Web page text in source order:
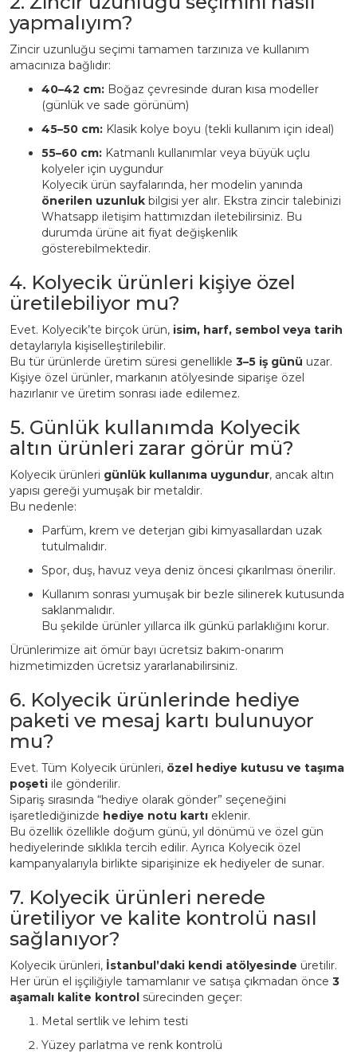
yapmalıyım?
Zincir uzunluğu seçimi tamamen tarzınıza ve kullanım
amacınıza bağlıdır:
40–42 cm: Boğaz çevresinde duran kısa modeller
(günlük ve sade görünüm)
45–50 cm: Klasik kolye boyu (tekli kullanım için ideal)
55–60 cm: Katmanlı kullanımlar veya büyük uçlu
kolyeler için uygundur
Kolyecik ürün sayfalarında, her modelin yanında
önerilen uzunluk bilgisi yer alır. Ekstra zincir talebinizi
Whatsapp iletişim hattımızdan iletebilirsiniz. Bu
durumda ürüne ait fiyat değişkenlik
gösterebilmektedir.
4. Kolyecik ürünleri kişiye özel
üretilebiliyor mu?
Evet. Kolyecik’te birçok ürün, isim, harf, sembol veya tarih
detaylarıyla kişiselleştirilebilir.
Bu tür ürünlerde üretim süresi genellikle 3–5 iş günü uzar.
Kişiye özel ürünler, markanın atölyesinde siparişe özel
hazırlanır ve üretim sonrası iade edilemez.
5. Günlük kullanımda Kolyecik
altın ürünleri zarar görür mü?
Kolyecik ürünleri günlük kullanıma uygundur, ancak altın
yapısı gereği yumuşak bir metaldir.
Bu nedenle:
Parfüm, krem ve deterjan gibi kimyasallardan uzak
tutulmalıdır.
Spor, duş, havuz veya deniz öncesi çıkarılması önerilir.
Kullanım sonrası yumuşak bir bezle silinerek kutusunda
saklanmalıdır.
Bu şekilde ürünler yıllarca ilk günkü parlaklığını korur.
Ürünlerimize ait ömür bayı ücretsiz bakım-onarım
hizmetimizden ücretsiz yararlanabilirsiniz.
6. Kolyecik ürünlerinde hediye
paketi ve mesaj kartı bulunuyor
mu?
Evet. Tüm Kolyecik ürünleri, özel hediye kutusu ve taşıma
poşeti ile gönderilir.
Sipariş sırasında “hediye olarak gönder” seçeneğini
işaretlediğinizde hediye notu kartı eklenir.
Bu özellik özellikle doğum günü, yıl dönümü ve özel gün
hediyelerinde sıklıkla tercih edilir. Ayrıca Kolyecik özel
kampanyalarıyla birlikte siparişinize ek hediyeler de sunar.
7. Kolyecik ürünleri nerede
üretiliyor ve kalite kontrolü nasıl
sağlanıyor?
Kolyecik ürünleri, İstanbul’daki kendi atölyesinde üretilir.
Her ürün el işçiliğiyle tamamlanır ve satışa çıkmadan önce 3
aşamalı kalite kontrol sürecinden geçer:
Metal sertlik ve lehim testi
Yüzey parlatma ve renk kontrolü